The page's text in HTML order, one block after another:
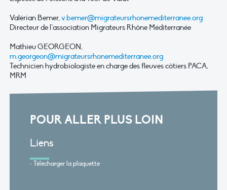
Valérian Bemer, v.bemer@migrateursrhonemediterranee.org
Directeur de l’association Migrateurs Rhône Méditerranée
Mathieu GEORGEON,
m.georgeon@migrateursrhonemediterranee.org
Technicien hydrobiologiste en charge des fleuves côtiers PACA,
MRM
POUR ALLER PLUS LOIN
Liens
Télécharger la plaquette